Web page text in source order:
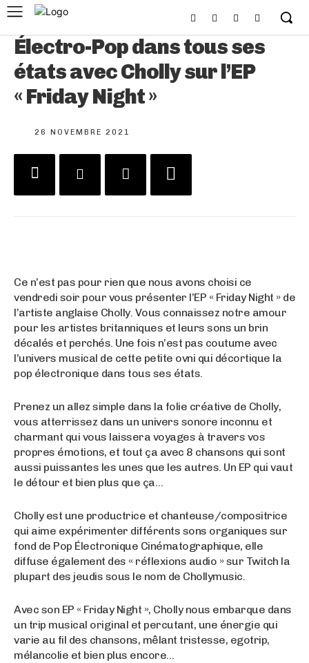
Électro-Pop dans tous ses
états avec Cholly sur l’EP
« Friday Night »
26 NOVEMBRE 2021
Ce n’est pas pour rien que nous avons choisi ce
vendredi soir pour vous présenter l’EP « Friday Night » de
l’artiste anglaise Cholly. Vous connaissez notre amour
pour les artistes britanniques et leurs sons un brin
décalés et perchés. Une fois n’est pas coutume avec
l’univers musical de cette petite ovni qui décortique la
pop électronique dans tous ses états.
Prenez un allez simple dans la folie créative de Cholly,
vous atterrissez dans un univers sonore inconnu et
charmant qui vous laissera voyages à travers vos
propres émotions, et tout ça avec 8 chansons qui sont
aussi puissantes les unes que les autres. Un EP qui vaut
le détour et bien plus que ça…
Cholly est une productrice et chanteuse/compositrice
qui aime expérimenter différents sons organiques sur
fond de Pop Électronique Cinématographique, elle
diffuse également des « réflexions audio » sur Twitch la
plupart des jeudis sous le nom de Chollymusic.
Avec son EP « Friday Night », Cholly nous embarque dans
un trip musical original et percutant, une énergie qui
varie au fil des chansons, mêlant tristesse, egotrip,
mélancolie et bien plus encore…